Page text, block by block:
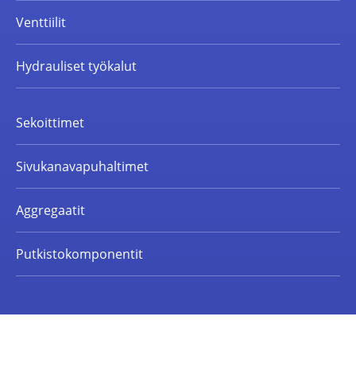
Venttiilit
Hydrauliset työkalut
Sekoittimet
Sivukanavapuhaltimet
Aggregaatit
Putkistokomponentit